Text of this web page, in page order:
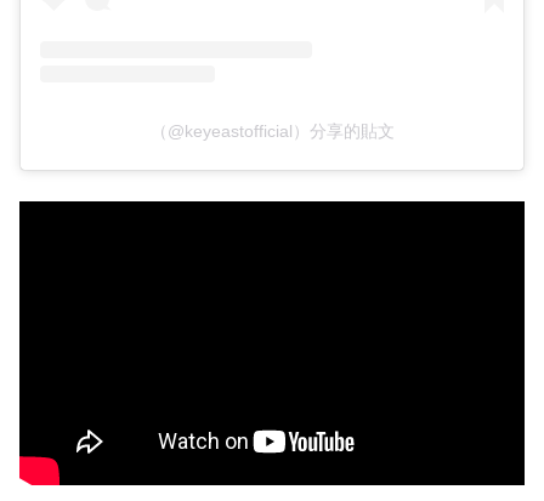
（@keyeastofficial）分享的貼文